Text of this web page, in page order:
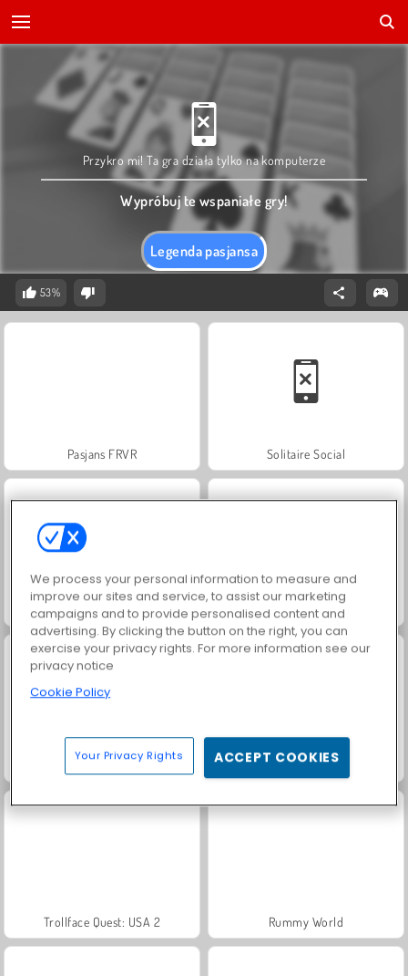
Legenda pasjansa
Przykro mi! Ta gra działa tylko na komputerze
Wypróbuj te wspaniałe gry!
53%
Pasjans FRVR Solitaire Social
Scala 40 Jewel Garden Story
Grand Mahjong Connect
Trollface Quest: USA 2 Rummy World
We process your personal information to measure and
improve our sites and service, to assist our marketing
campaigns and to provide personalised content and
advertising. By clicking the button on the right, you can
exercise your privacy rights. For more information see our
privacy notice
Cookie Policy
Your Privacy Rights ACCEPT COOKIES